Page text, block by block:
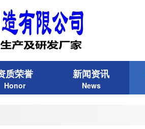
质荣誉
Honor
新闻资讯
News